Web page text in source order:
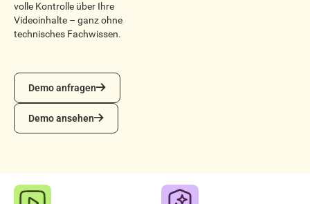
volle Kontrolle über Ihre
Videoinhalte – ganz ohne
technisches Fachwissen.
Demo anfragen
Demo anfragen
Demo ansehen
Demo ansehen